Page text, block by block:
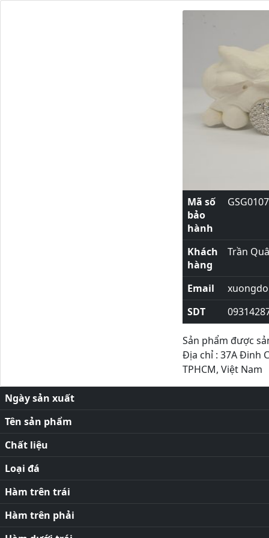
Mã số
bảo
hành
GSG0107
Khách
hàng
Trần
Email
SDT
Sản phẩm được
Địa chỉ : 37A Đinh
TPHCM, Việt Nam
Ngày sản xuất
Tên sản phẩm
Chất liệu
Loại đá
Hàm trên trái
Hàm trên phải